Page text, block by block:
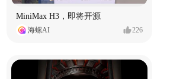
MiniMax H3，即将开源
海螺AI 226